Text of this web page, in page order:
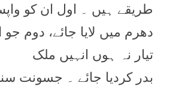
طریقے ہیں ۔ اول ان کو
دھرم میں لایا جائے، دوم
تیار نہ ہوں انہیں ملک
بدر کردیا جائے ۔ جسونت